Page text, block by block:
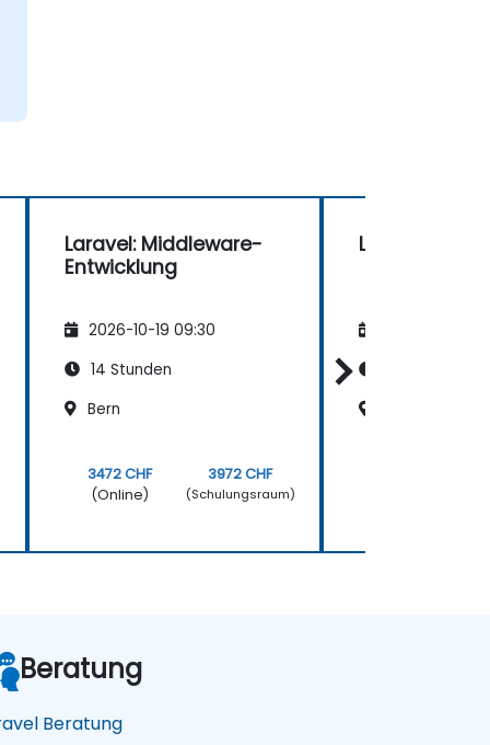
Laravel: Middleware-
Entwicklung
2026-10-19 09:30
14 Stunden
Bern
3472 CHF
(Online)
3972 CHF
(Schulungsraum)
Laravel und
Beratung
Beratung